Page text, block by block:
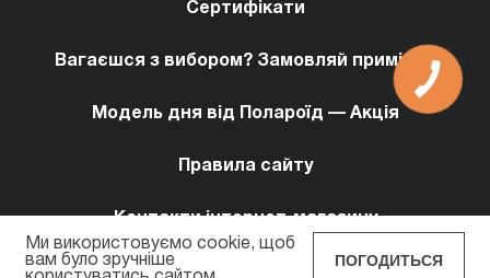
Сертифікати
Вагаєшся з вибором? Замовляй примірку!
Модель дня від Полароїд — Акція
Правила сайту
Контакти інтернет-магазину
Ми використовуємо cookie, щоб
вам було зручніше
ПОГОДИТЬСЯ
КНОПКА
ЗВ'ЯЗКУ